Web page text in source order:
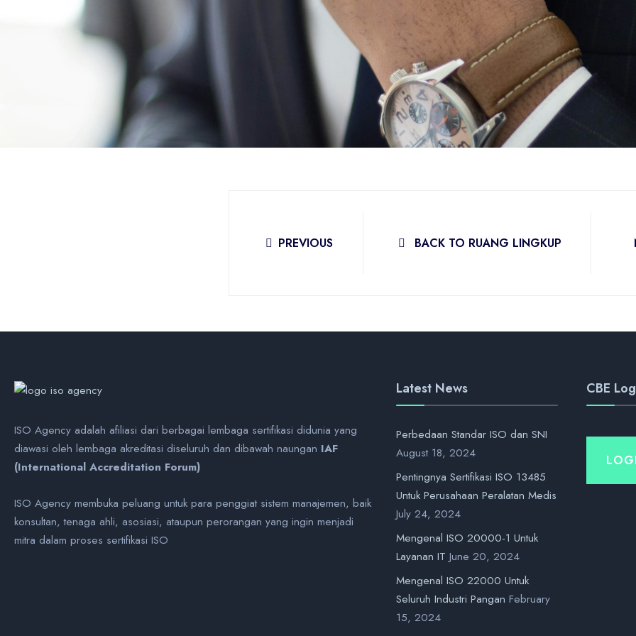
PREVIOUS BACK TO RUANG LINGKUP
ISO Agency adalah afiliasi dari berbagai lembaga sertifikasi didunia yang
diawasi oleh lembaga akreditasi diseluruh dan dibawah naungan IAF
(International Accreditation Forum)
ISO Agency membuka peluang untuk para penggiat sistem manajemen, baik
konsultan, tenaga ahli, asosiasi, ataupun perorangan yang ingin menjadi
mitra dalam proses sertifikasi ISO
Latest News
Perbedaan Standar ISO dan SNI
August 18, 2024
Pentingnya Sertifikasi ISO 13485
Untuk Perusahaan Peralatan Medis
July 24, 2024
Mengenal ISO 20000-1 Untuk
Layanan IT June 20, 2024
Mengenal ISO 22000 Untuk
Seluruh Industri Pangan February
15, 2024
CBE